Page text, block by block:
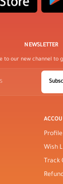
Wish
Track
NEWSLETTER
to our new channel to